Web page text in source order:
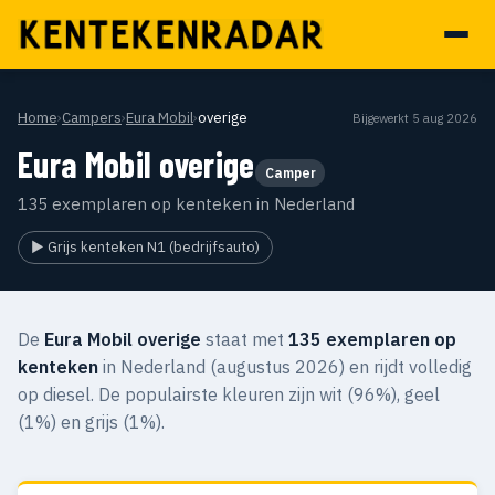
Home›Campers›Eura Mobil›overige Bijgewerkt 5 aug 2026
Eura Mobil overige Camper
135 exemplaren op kenteken in Nederland
▶ Grijs kenteken N1 (bedrijfsauto)
De Eura Mobil overige staat met 135 exemplaren op
kenteken in Nederland (augustus 2026) en rijdt volledig
op diesel. De populairste kleuren zijn wit (96%), geel
(1%) en grijs (1%).